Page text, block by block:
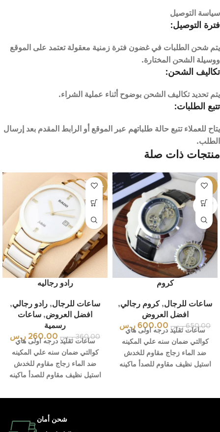
سياسة التوصيل
فترة التوصيل:
يتم شحن الطلبات في غضون فترة زمنية معقولة تعتمد على الموقع
ووسيلة الشحن المختارة.
تكاليف الشحن:
يتم تحديد تكاليف الشحن بوضوح أثناء عملية الشراء.
تتبع الطلبات:
يتاح للعملاء تتبع حالة طلباتهم عبر الموقع أو الرابط المقدم بعد إرسال
الطلب.
منتجات ذات صلة
-8%
بيعت كل
كروم
ساعات للرجال,كروم رجالي,
افضل العروض
650.00 ر.س 600.00 ر.س
ساعات تقليد درجه اولى هاي
كوالتي ضمان سنه علي المكينه
ضد الماء زجاج مقاوم للخدش
استيل نظيف مقاوم للصدأ ماكينه
-28%
رادو رجاليه
ساعات للرجال, رادو رجالي,
افضل العروض, ساعات
رسمية
360.00 ر.س 260.00 ر.س
ساعات تقليد درجه اولى هاي
كوالتي ضمان سنه علي المكينه
ضد الماء زجاج مقاوم للخدش
استيل نظيف مقاوم للصدأ ماكينه
شحن أمان